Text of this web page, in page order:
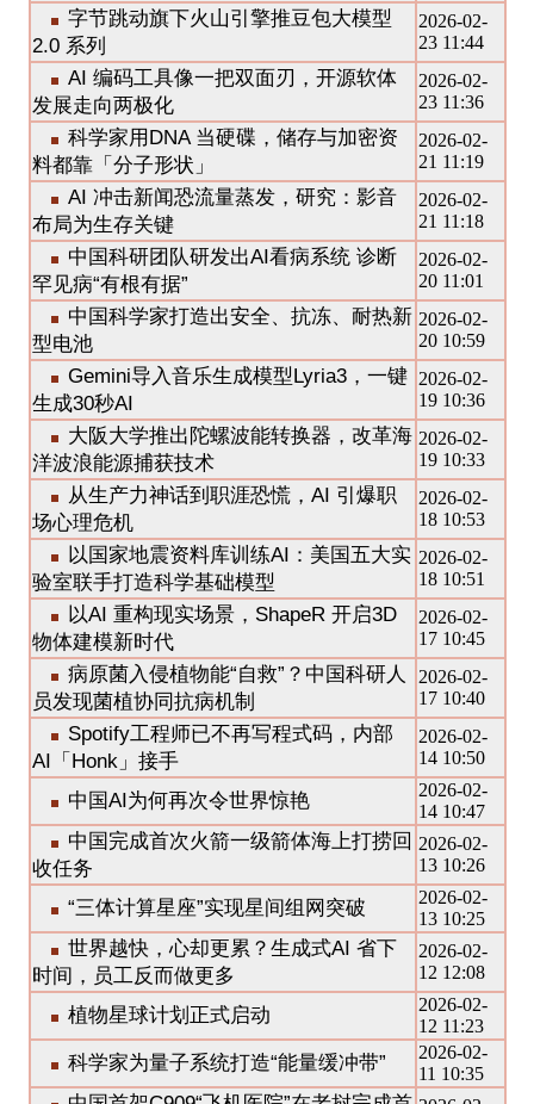
字节跳动旗下火山引擎推豆包大模型
2.0 系列
2026-02-
23 11:44
AI 编码工具像一把双面刃，开源软体
发展走向两极化
2026-02-
23 11:36
科学家用DNA 当硬碟，储存与加密资
料都靠「分子形状」
2026-02-
21 11:19
AI 冲击新闻恐流量蒸发，研究：影音
布局为生存关键
2026-02-
21 11:18
中国科研团队研发出AI看病系统 诊断
罕见病“有根有据”
2026-02-
20 11:01
中国科学家打造出安全、抗冻、耐热新
型电池
2026-02-
20 10:59
Gemini导入音乐生成模型Lyria3，一键
生成30秒AI
2026-02-
19 10:36
大阪大学推出陀螺波能转换器，改革海
洋波浪能源捕获技术
2026-02-
19 10:33
从生产力神话到职涯恐慌，AI 引爆职
场心理危机
2026-02-
18 10:53
以国家地震资料库训练AI：美国五大实
验室联手打造科学基础模型
2026-02-
18 10:51
以AI 重构现实场景，ShapeR 开启3D
物体建模新时代
2026-02-
17 10:45
病原菌入侵植物能“自救”？中国科研人
员发现菌植协同抗病机制
2026-02-
17 10:40
Spotify工程师已不再写程式码，内部
AI「Honk」接手
2026-02-
14 10:50
中国AI为何再次令世界惊艳
2026-02-
14 10:47
中国完成首次火箭一级箭体海上打捞回
收任务
2026-02-
13 10:26
“三体计算星座”实现星间组网突破
2026-02-
13 10:25
世界越快，心却更累？生成式AI 省下
时间，员工反而做更多
2026-02-
12 12:08
植物星球计划正式启动
2026-02-
12 11:23
科学家为量子系统打造“能量缓冲带”
2026-02-
11 10:35